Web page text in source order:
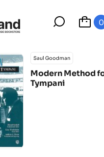
0
Saul Goodman
Modern Method
Tympani